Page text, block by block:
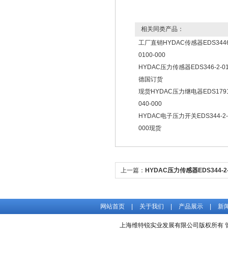
相关同类产品：
工厂直销HYDAC传感器
0100-000
HYDAC压力传感器EDS346-2-
德国订货
现货HYDAC压力继电器
040-000
HYDAC电子压力开关EDS344-
000现货
上一篇： HYDAC压力传感器EDS344-
网站首页 关于我们 产品展示 新
上海维特锐实业发展有限公司版权所有